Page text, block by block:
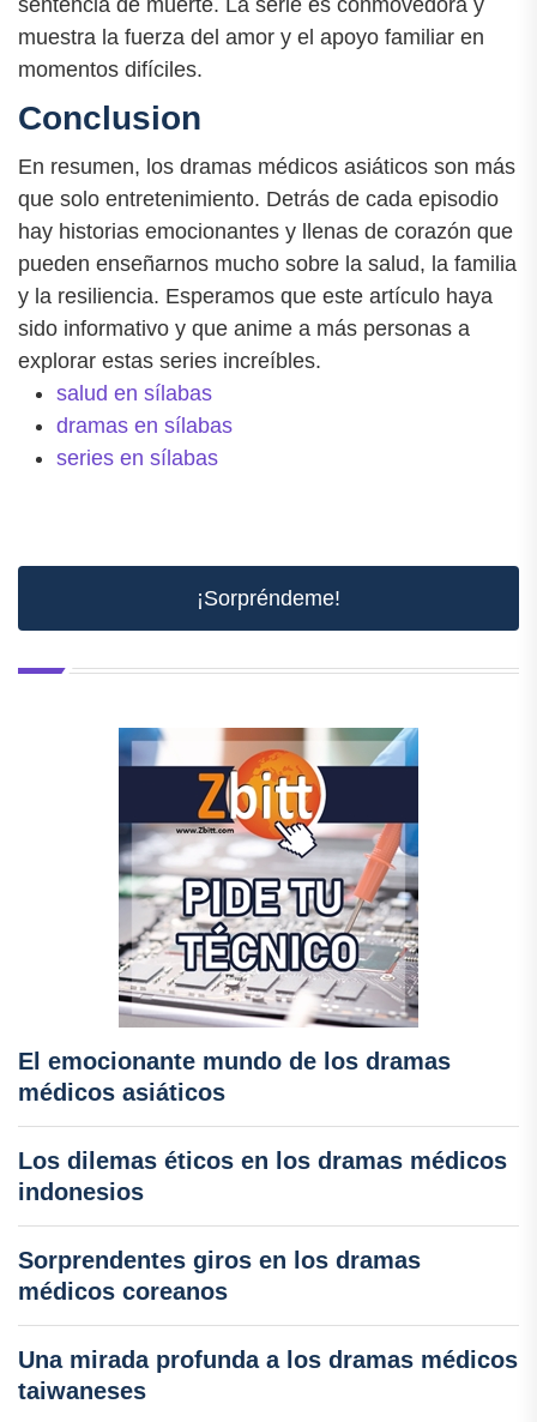
muestra la fuerza del amor y el apoyo familiar en
momentos difíciles.
Conclusion
En resumen, los dramas médicos asiáticos son más
que solo entretenimiento. Detrás de cada episodio
hay historias emocionantes y llenas de corazón que
pueden enseñarnos mucho sobre la salud, la familia
y la resiliencia. Esperamos que este artículo haya
sido informativo y que anime a más personas a
explorar estas series increíbles.
salud en sílabas
dramas en sílabas
series en sílabas
¡Sorpréndeme!
El emocionante mundo de los dramas
médicos asiáticos
Los dilemas éticos en los dramas médicos
indonesios
Sorprendentes giros en los dramas
médicos coreanos
Una mirada profunda a los dramas médicos
taiwaneses